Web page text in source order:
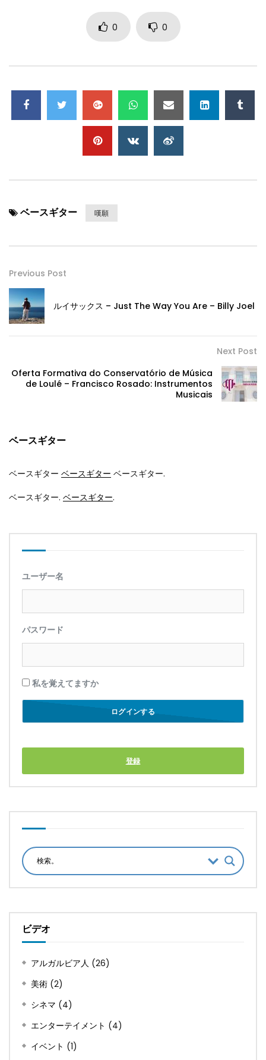
0 0
ベースギター 嘆願
Previous Post
ルイサックス – Just The Way You Are – Billy Joel
Next Post
Oferta Formativa do Conservatório de Música
de Loulé – Francisco Rosado: Instrumentos
Musicais
ベースギター
ベースギター ベースギター ベースギター.
ベースギター. ベースギター.
ユーザー名
パスワード
私を覚えてますか
登録
ビデオ
アルガルビア人 (26)
美術 (2)
シネマ (4)
エンターテイメント (4)
イベント (1)